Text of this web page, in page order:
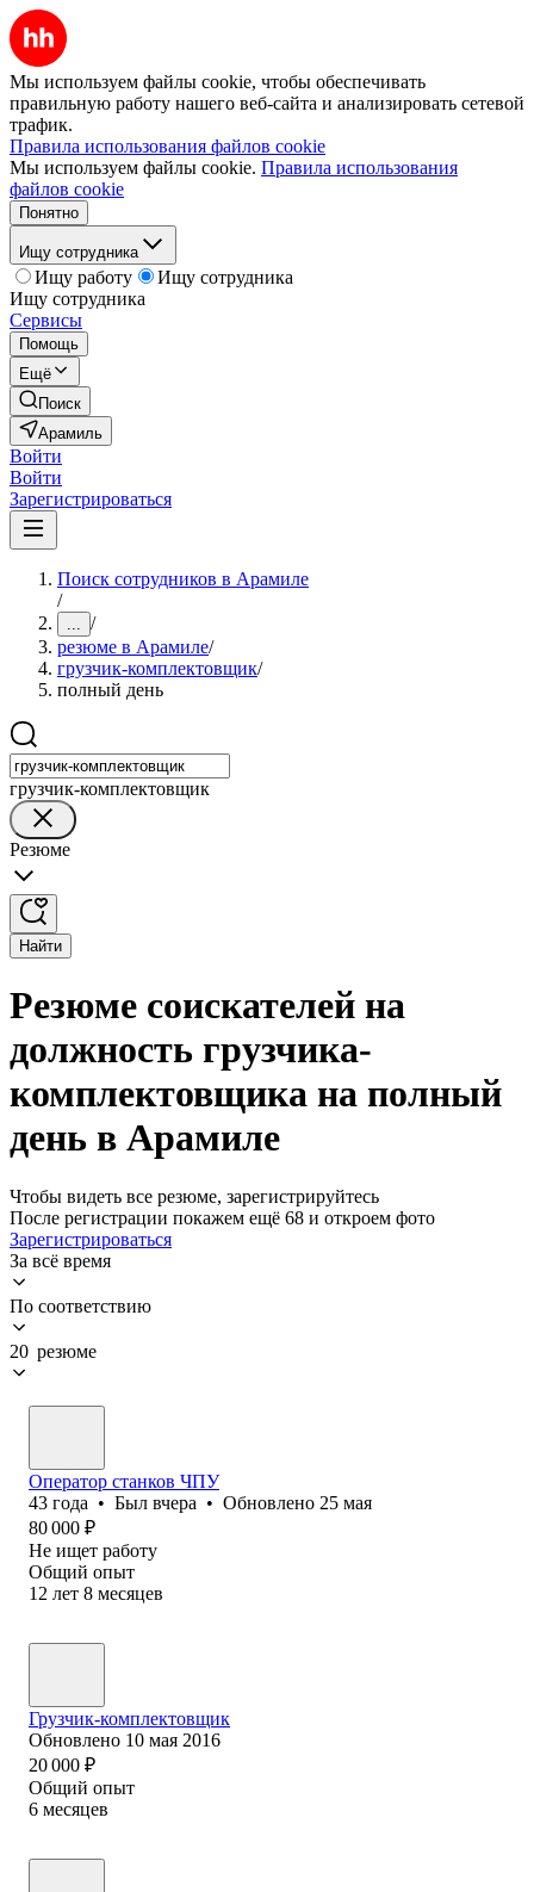
Мы используем файлы cookie, чтобы обеспечивать
правильную работу нашего веб-сайта и анализировать сетевой
трафик.
Правила использования файлов cookie
Мы используем файлы cookie. Правила использования
файлов cookie
Понятно
Ищу сотрудника
Ищу работу
Ищу сотрудника
Ищу сотрудника
Сервисы
Помощь
Ещё
Поиск
Арамиль
Войти
Войти
Зарегистрироваться
Поиск сотрудников в Арамиле
/
... /
резюме в Арамиле/
грузчик-комплектовщик/
полный день
грузчик-комплектовщик
Резюме
Найти
Резюме соискателей на
должность грузчика-
комплектовщика на полный
день в Арамиле
Чтобы видеть все резюме, зарегистрируйтесь
После регистрации покажем ещё 68 и откроем фото
Зарегистрироваться
За всё время
По соответствию
20 резюме
Оператор станков ЧПУ
43 года • Был вчера • Обновлено 25 мая
80 000 ₽
Не ищет работу
Общий опыт
12 лет 8 месяцев
Грузчик-комплектовщик
Обновлено 10 мая 2016
20 000 ₽
Общий опыт
6 месяцев